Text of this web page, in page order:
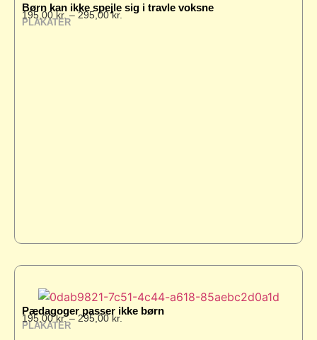
Børn kan ikke spejle sig i travle voksne
195,00kr. – 295,00kr.
PLAKATER
Pædagoger passer ikke børn
195,00kr. – 295,00kr.
PLAKATER